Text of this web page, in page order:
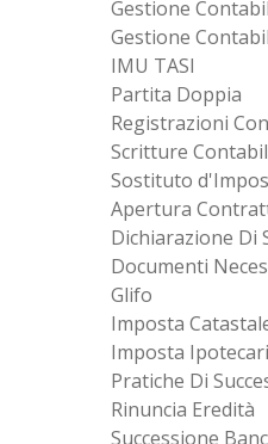
Gestione
Gestione
IMU TASI
Partita Doppia
Registrazioni
Scritture
Sostituto
Apertura
Dichiarazione Di
Documenti
Glifo
Imposta
Imposta
Pratiche Di
Rinuncia Eredità
Successione